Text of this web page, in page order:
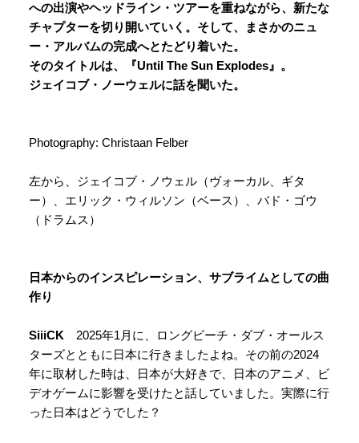
への出演やヘッドライン・ツアーを重ねながら、新たな
チャプターを切り開いていく。そして、まさかのニュ
ー・アルバムの完成へとたどり着いた。
そのタイトルは、
『Until The Sun Explodes』。
ジェイコブ・ノーウェルに話を聞いた。
Photography: Christaan Felber
左から、ジェイコブ・ノウェル（ヴォーカル、ギタ
ー）、エリック・ウィルソン（ベース）、バド・ゴウ
（ドラムス）
日本からのインスピレーション、サブライムとしての曲
作り
SiiiCK 2025年1月に、ロングビーチ・ダブ・オールス
ターズとともに日本に行きましたよね。その前の2024
年に取材した時は、日本が大好きで、日本のアニメ、ビ
デオゲームに影響を受けたと話していました。実際に行
った日本はどうでした？